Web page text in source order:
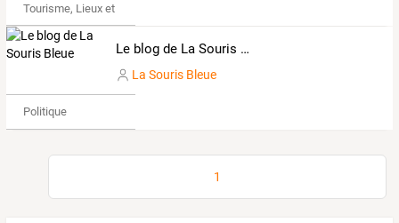
Tourisme, Lieux et Événements
Le blog de La Souris Bleue
La Souris Bleue
Politique
1